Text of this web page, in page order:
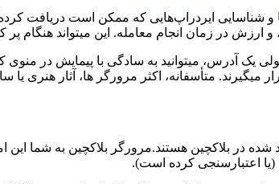
و ارزش در زمان انجام معامله. این میتواند هنگام پر
شده در بلاکچین هستند.مرورگر بلاکچین به شما
اعتبارسنجی کرده است).